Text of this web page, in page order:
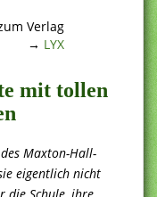
Verlag
→ LYX
mit tollen
Maxton-Hall-
eigentlich nicht